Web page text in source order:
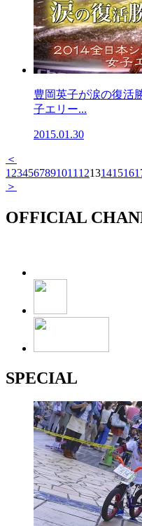
豊岡英子が涙の復活
子エリー...
2015.01.30
＜
1 234567891011 1213141516
＞
OFFICIAL
SPECIAL